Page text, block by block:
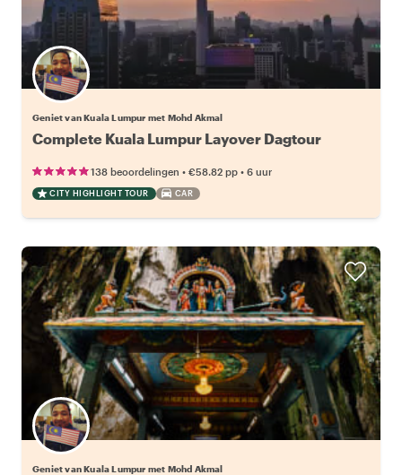
Geniet van Kuala Lumpur met Mohd Akmal
Complete Kuala Lumpur Layover Dagtour
138 beoordelingen • €58.82 pp • 6 uur
CITY HIGHLIGHT TOUR CAR
Geniet van Kuala Lumpur met Mohd Akmal